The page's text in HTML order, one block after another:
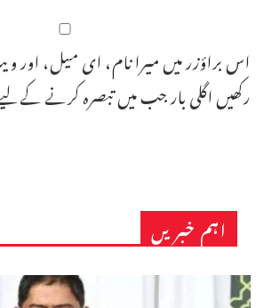
اس براؤزر میں میرا نام، ای میل،
رکھیں اگلی بار جب میں تبصرہ کرنے
اہم خبریں